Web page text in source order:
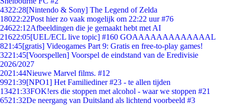
4322:28[Nintendo & Sony] The Legend of Zelda
18022:22Post hier zo vaak mogelijk om 22:22 uur #76
24622:12Afbeeldingen die je gemaakt hebt met AI
21622:05[UEL/ECL live topic] #160 GOAAAAAAAAAAAAAL
821:45[gratis] Videogames Part 9: Gratis en free-to-play games!
3221:45[Voorspellen] Voorspel de eindstand van de Eredivisie
2026/2027
2021:44Nieuwe Marvel films. #12
9921:39[NPO1] Het Familiediner #23 - te allen tijden
13421:33FOK!ers die stoppen met alcohol - waar we stoppen #21
6521:32De neergang van Duitsland als lichtend voorbeeld #3